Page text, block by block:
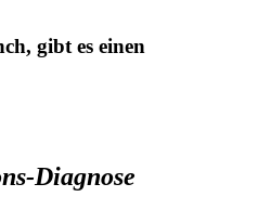
gibt es einen
Diagnose